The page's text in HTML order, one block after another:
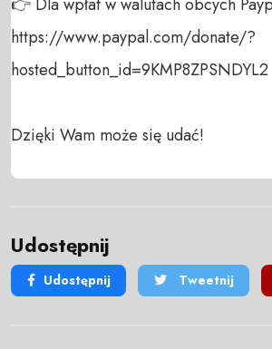
https://www.paypal.com/donate/?
hosted_button_id=9KMP8ZPSNDYL2
Dzięki Wam może się udać!
Udostępnij
Udostępnij Tweetnij